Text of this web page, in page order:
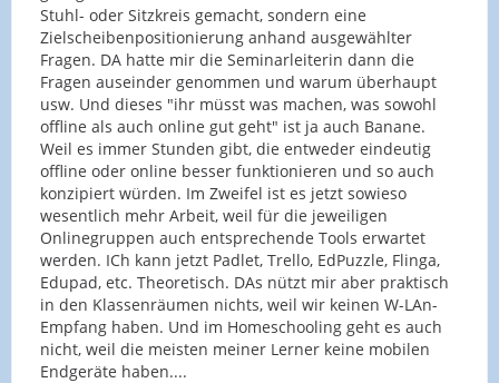
Stuhl- oder Sitzkreis gemacht, sondern eine
Zielscheibenpositionierung anhand ausgewählter
Fragen. DA hatte mir die Seminarleiterin dann die
Fragen auseinder genommen und warum überhaupt
usw. Und dieses "ihr müsst was machen, was sowohl
offline als auch online gut geht" ist ja auch Banane.
Weil es immer Stunden gibt, die entweder eindeutig
offline oder online besser funktionieren und so auch
konzipiert würden. Im Zweifel ist es jetzt sowieso
wesentlich mehr Arbeit, weil für die jeweiligen
Onlinegruppen auch entsprechende Tools erwartet
werden. ICh kann jetzt Padlet, Trello, EdPuzzle, Flinga,
Edupad, etc. Theoretisch. DAs nützt mir aber praktisch
in den Klassenräumen nichts, weil wir keinen W-LAn-
Empfang haben. Und im Homeschooling geht es auch
nicht, weil die meisten meiner Lerner keine mobilen
Endgeräte haben....